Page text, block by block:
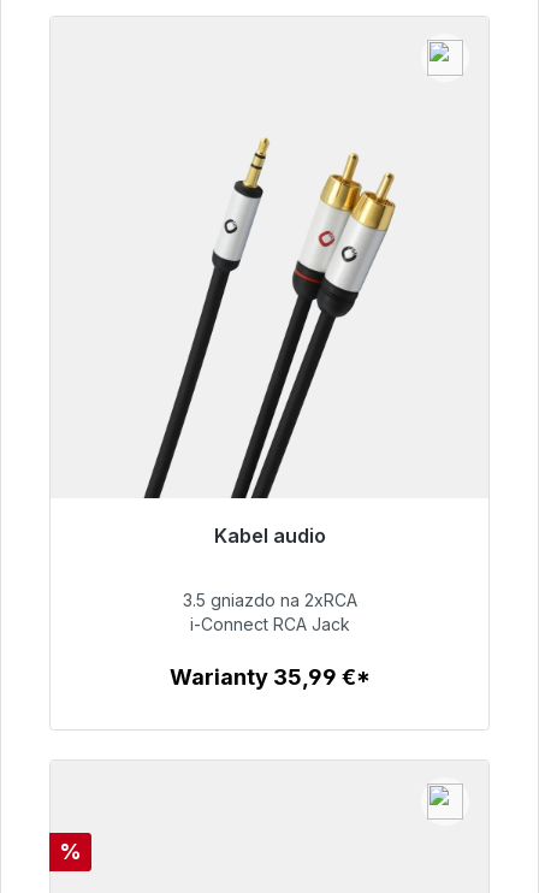
Kabel audio
Gotowy do natychmiastowej wysyłki, czas
51,99 €
3.5 gniazdo na 2xRCA
i-Connect RCA Jack
Warianty 35,99 €*
Rabat
%